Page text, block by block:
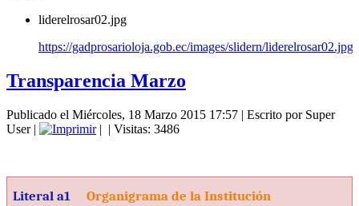
liderelrosar02.jpg
https://gadprosarioloja.gob.ec/images/slidern/liderelrosar02.jpg
Transparencia Marzo
Publicado el Miércoles, 18 Marzo 2015 17:57 | Escrito por Super
User| | | Visitas: 3486
Literal a1 Organigrama de la Institución